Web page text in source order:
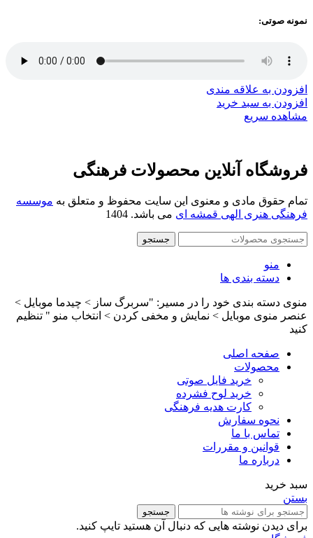
نمونه صوتی:
افزودن به علاقه مندی
افزودن به سبد خرید
مشاهده سریع
فروشگاه آنلاین محصولات فرهنگی
تمام حقوق مادی و معنوی این سایت محفوظ و متعلق به موسسه
فرهنگی هنری الهی قمشه ای می باشد. 1404
جستجو
منو
دسته بندی ها
منوی دسته بندی خود را در مسیر: "سربرگ ساز > چیدما موبایل >
عنصر منوی موبایل > نمایش و مخفی کردن > انتخاب منو " تنظیم
کنید
صفحه اصلی
محصولات
خرید فایل صوتی
خرید لوح فشرده
کارت هدیه فرهنگی
نحوه سفارش
تماس با ما
قوانین و مقررات
درباره ما
سبد خرید
بستن
جستجو
برای دیدن نوشته هایی که دنبال آن هستید تایپ کنید.